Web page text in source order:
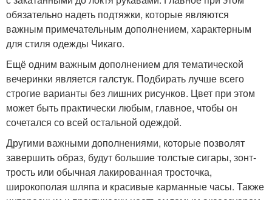
обязательно надеть подтяжки, которые являются
важным примечательным дополнением, характерным
для стиля одежды Чикаго.
Ещё одним важным дополнением для тематической
вечеринки является галстук. Подбирать лучше всего
строгие варианты без лишних рисунков. Цвет при этом
может быть практически любым, главное, чтобы он
сочетался со всей остальной одеждой.
Другими важными дополнениями, которые позволят
завершить образ, будут большие толстые сигары, зонт-
трость или обычная лакированная тросточка,
широкополая шляпа и красивые карманные часы. Также